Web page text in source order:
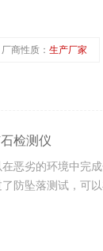
厂商性质： 生产厂家
检测仪
恶劣的环境中完成
防坠落测试，可